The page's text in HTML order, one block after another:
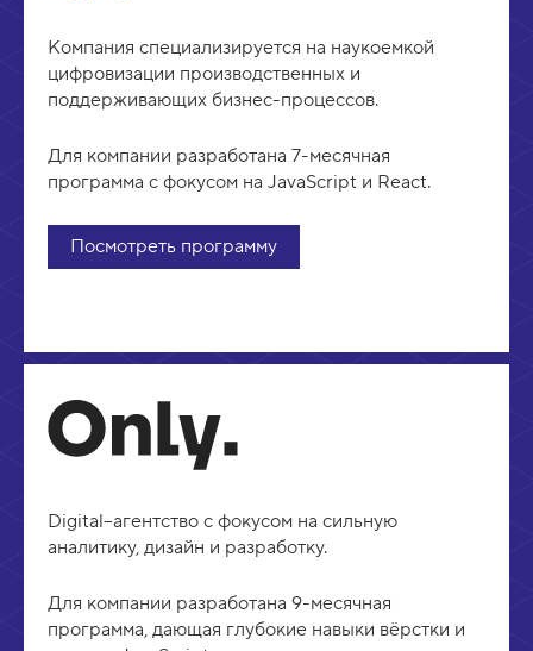
Компания специализируется на наукоемкой
цифровизации производственных и
поддерживающих бизнес-процессов.
Для компании разработана 7-месячная
программа с фокусом на JavaScript и React.
Посмотреть программу
Digital–агентство с фокусом на сильную
аналитику, дизайн и разработку.
Для компании разработана 9-месячная
программа, дающая глубокие навыки вёрстки и